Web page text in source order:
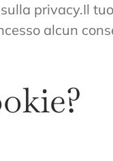
privacy.Il
alcun